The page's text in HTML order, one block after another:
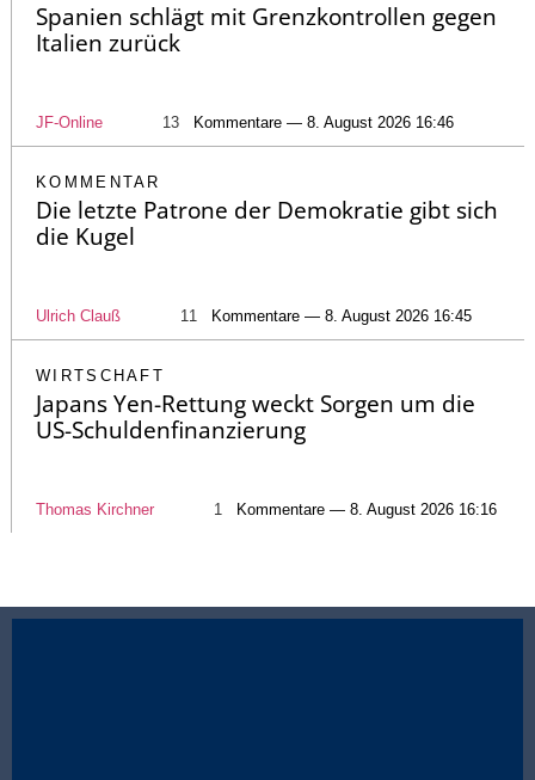
Spanien schlägt mit Grenzkontrollen gegen
Italien zurück
JF-Online 13 Kommentare — 8. August 2026 16:46
KOMMENTAR
Die letzte Patrone der Demokratie gibt sich
die Kugel
Ulrich Clauß 11 Kommentare — 8. August 2026 16:45
WIRTSCHAFT
Japans Yen-Rettung weckt Sorgen um die
US-Schuldenfinanzierung
Thomas Kirchner 1 Kommentare — 8. August 2026 16:16